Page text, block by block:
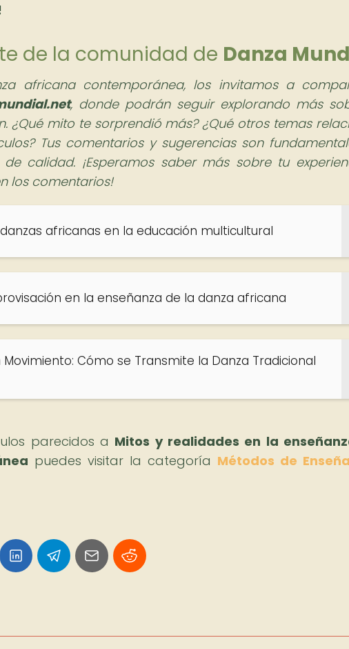
de la comunidad de Danza
africana contemporánea, los invitamos a
, donde podrán seguir explorando más
¿Qué mito te sorprendió más? ¿Qué otros temas
Tus comentarios y sugerencias son
calidad. ¡Esperamos saber más sobre tu
los comentarios!
africanas en la educación multicultural
en la enseñanza de la danza africana
Cómo se Transmite la Danza Tradicional
parecidos a Mitos y realidades en la
puedes visitar la categoría Métodos de